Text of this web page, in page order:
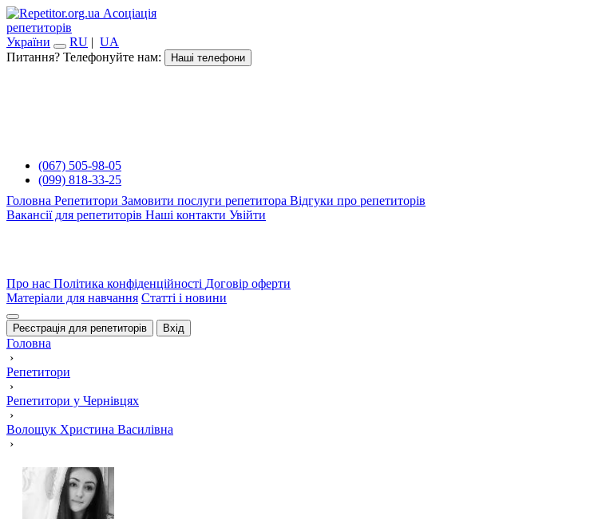
Асоціація
репетиторів
України
RU | UA
Питання? Телефонуйте нам:
Наші телефони
(067) 505-98-05
(099) 818-33-25
Головна Репетитори Замовити послуги репетитора Відгуки про репетиторів
Вакансії для репетиторів Наші контакти Увійти
Про нас Політика конфіденційності Договір оферти
Матеріали для навчання Статті і новини
Реєстрація для репетиторів Вхід
Головна
›
Репетитори
›
Репетитори у Чернівцях
›
Волощук Христина Василівна
›